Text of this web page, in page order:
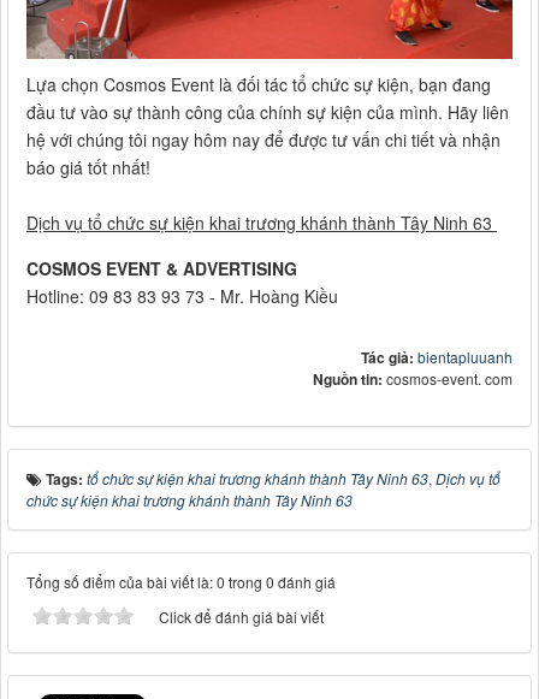
Lựa chọn Cosmos Event là đối tác tổ chức sự kiện, bạn đang
đầu tư vào sự thành công của chính sự kiện của mình. Hãy liên
hệ với chúng tôi ngay hôm nay để được tư vấn chi tiết và nhận
báo giá tốt nhất!
Dịch vụ tổ chức sự kiện khai trương khánh thành Tây Ninh 63
COSMOS EVENT & ADVERTISING
Hotline: 09 83 83 93 73 - Mr. Hoàng Kiều
Tác giả: bientapluuanh
Nguồn tin: cosmos-event. com
Tags: tổ chức sự kiện khai trương khánh thành Tây Ninh 63, Dịch vụ tổ
chức sự kiện khai trương khánh thành Tây Ninh 63
Tổng số điểm của bài viết là: 0 trong 0 đánh giá
Click để đánh giá bài viết